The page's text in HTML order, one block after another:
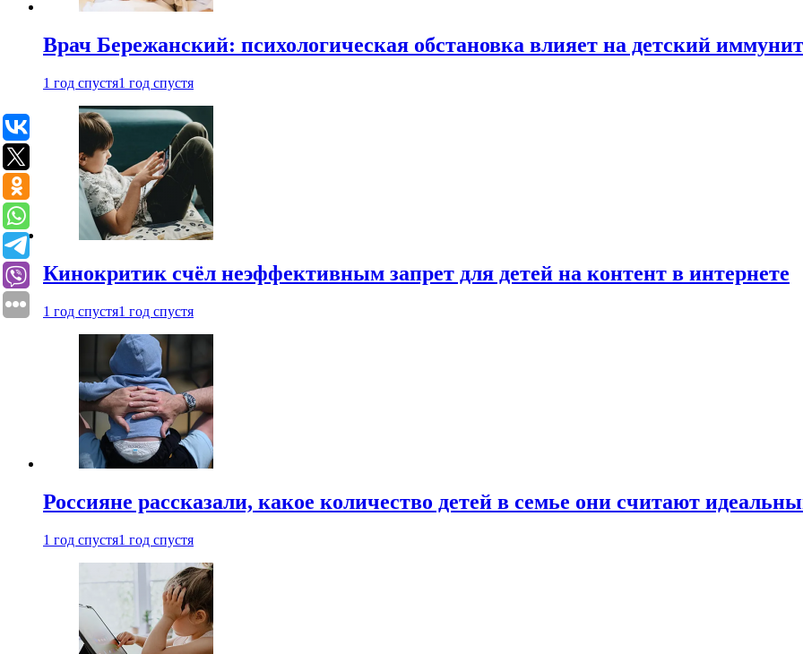
Врач Бережанский: психологическая обстановка влияет на детский
1 год спустя1 год спустя
Кинокритик счёл неэффективным запрет для детей на контент в интернете
1 год спустя1 год спустя
Россияне рассказали, какое количество детей в семье они считают
1 год спустя1 год спустя